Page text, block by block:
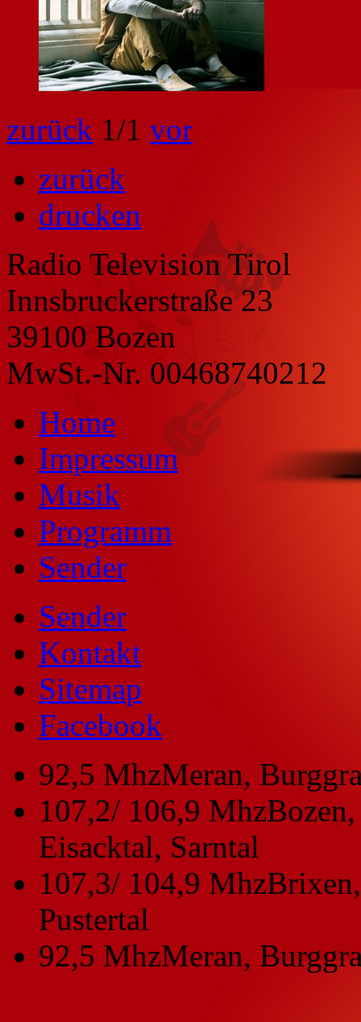
zurück 1/1 vor
zurück
drucken
Radio Television Tirol
Innsbruckerstraße 23
39100 Bozen
MwSt.-Nr. 00468740212
Home
Impressum
Musik
Programm
Sender
Sender
Kontakt
Sitemap
Facebook
92,5 MhzMeran,
107,2/ 106,9 Mhz
Eisacktal, Sarntal
107,3/ 104,9 Mhz
Pustertal
92,5 MhzMeran,